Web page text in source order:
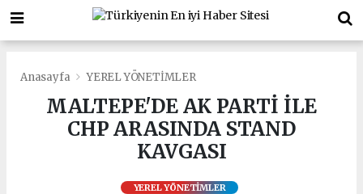
Anasayfa YEREL YÖNETİMLER
MALTEPE'DE AK PARTİ İLE
CHP ARASINDA STAND
KAVGASI
YEREL YÖNETİMLER